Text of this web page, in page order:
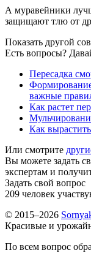
А муравейники
защищают тлю от
Показать другой
Есть вопросы?
Пересадка
важные
Как растет
Как
Или смотрите
Вы можете задать
экспертам и
Задать свой вопрос
209 человек
© 2015–2026
Красивые и
По всем вопрос